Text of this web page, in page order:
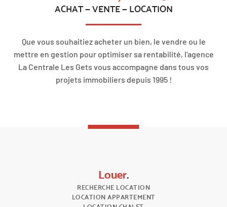
ACHAT — VENTE — LOCATION
Que vous souhaitiez acheter un bien, le vendre ou le
mettre en gestion pour optimiser sa rentabilité, l'agence
La Centrale Les Gets vous accompagne dans tous vos
projets immobiliers depuis 1995 !
Louer.
RECHERCHE LOCATION
LOCATION APPARTEMENT